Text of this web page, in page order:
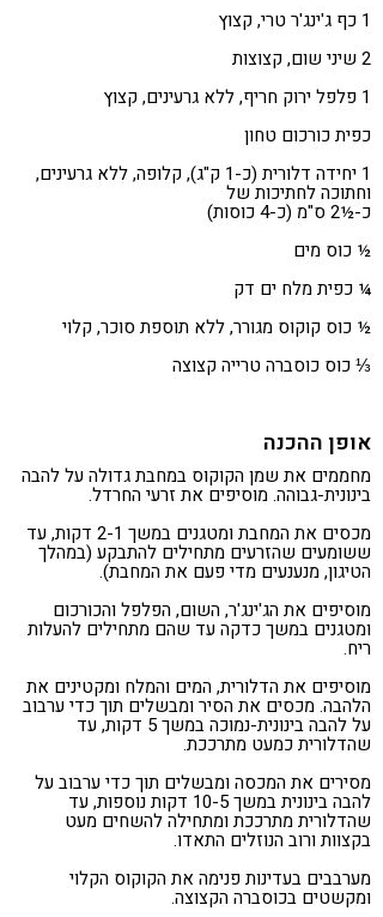
1 כף ג'ינג'ר טרי, קצוץ
2 שיני שום, קצוצות
1 פלפל ירוק חריף, ללא גרעינים, קצוץ
כפית כורכום טחון
1 יחידה דלורית (כ-1 ק"ג), קלופה, ללא גרעינים,
וחתוכה לחתיכות של
כ-½2 ס"מ (כ-4 כוסות)
½ כוס מים
¼ כפית מלח ים דק
½ כוס קוקוס מגורר, ללא תוספת סוכר, קלוי
⅓ כוס כוסברה טרייה קצוצה
אופן ההכנה
מחממים את שמן הקוקוס במחבת גדולה על להבה
בינונית-גבוהה. מוסיפים את זרעי החרדל.
מכסים את המחבת ומטגנים במשך 2-1 דקות, עד
ששומעים שהזרעים מתחילים להתבקע (במהלך
הטיגון, מנענעים מדי פעם את המחבת).
מוסיפים את הג'ינג'ר, השום, הפלפל והכורכום
ומטגנים במשך כדקה עד שהם מתחילים להעלות
ריח.
מוסיפים את הדלורית, המים והמלח ומקטינים את
הלהבה. מכסים את הסיר ומבשלים תוך כדי ערבוב
על להבה בינונית-נמוכה במשך 5 דקות, עד
שהדלורית כמעט מתרככת.
מסירים את המכסה ומבשלים תוך כדי ערבוב על
להבה בינונית במשך 10-5 דקות נוספות, עד
שהדלורית מתרככת ומתחילה להשחים מעט
בקצוות ורוב הנוזלים התאדו.
מערבבים בעדינות פנימה את הקוקוס הקלוי
ומקשטים בכוסברה הקצוצה.